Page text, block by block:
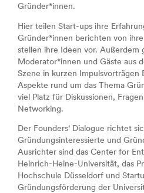
Gründer*innen.
Hier teilen Start-ups ihre
Gründer*innen berichten von
stellen ihre Ideen vor. Außerdem
Moderator*innen und Gäste aus
Szene in kurzen Impulsvorträgen
Aspekte rund um das Thema
viel Platz für Diskussionen,
Networking.
Der Founders‘ Dialogue richtet
Gründungsinteressierte und
Ausrichter sind das Center for
Heinrich-Heine-Universität, das
Hochschule Düsseldorf und
Gründungsförderung der